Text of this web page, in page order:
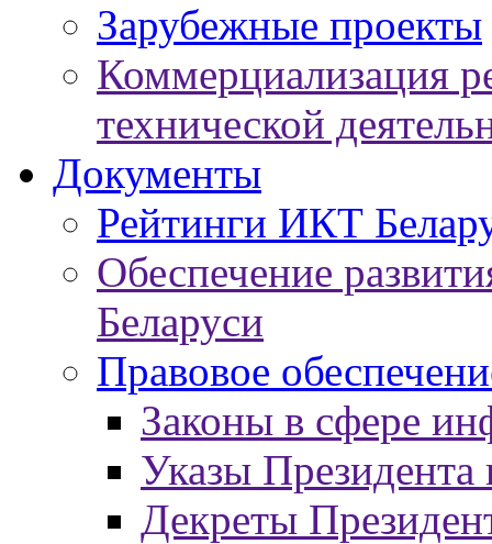
Зарубежные проекты
Коммерциализация
технической
Документы
Рейтинги ИКТ
Обеспечение
Беларуси
Правовое
Законы в сфере
Указы
Декреты